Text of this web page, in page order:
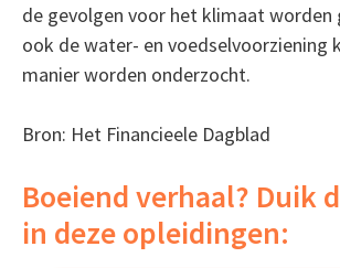
de gevolgen voor het klimaat worden
ook de water- en voedselvoorziening
manier worden onderzocht.
Bron: Het Financieele Dagblad
Boeiend verhaal? Duik
in deze opleidingen: